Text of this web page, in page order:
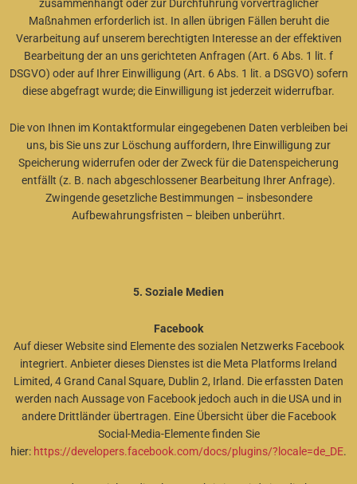
zusammenhängt oder zur Durchführung vorvertraglicher
Maßnahmen erforderlich ist. In allen übrigen Fällen beruht die
Verarbeitung auf unserem berechtigten Interesse an der effektiven
Bearbeitung der an uns gerichteten Anfragen (Art. 6 Abs. 1 lit. f
DSGVO) oder auf Ihrer Einwilligung (Art. 6 Abs. 1 lit. a DSGVO) sofern
diese abgefragt wurde; die Einwilligung ist jederzeit widerrufbar.
Die von Ihnen im Kontaktformular eingegebenen Daten verbleiben bei
uns, bis Sie uns zur Löschung auffordern, Ihre Einwilligung zur
Speicherung widerrufen oder der Zweck für die Datenspeicherung
entfällt (z. B. nach abgeschlossener Bearbeitung Ihrer Anfrage).
Zwingende gesetzliche Bestimmungen – insbesondere
Aufbewahrungsfristen – bleiben unberührt.
5. Soziale Medien
Facebook
Auf dieser Website sind Elemente des sozialen Netzwerks Facebook
integriert. Anbieter dieses Dienstes ist die Meta Platforms Ireland
Limited, 4 Grand Canal Square, Dublin 2, Irland. Die erfassten Daten
werden nach Aussage von Facebook jedoch auch in die USA und in
andere Drittländer übertragen. Eine Übersicht über die Facebook
Social-Media-Elemente finden Sie
hier: https://developers.facebook.com/docs/plugins/?locale=de_DE.